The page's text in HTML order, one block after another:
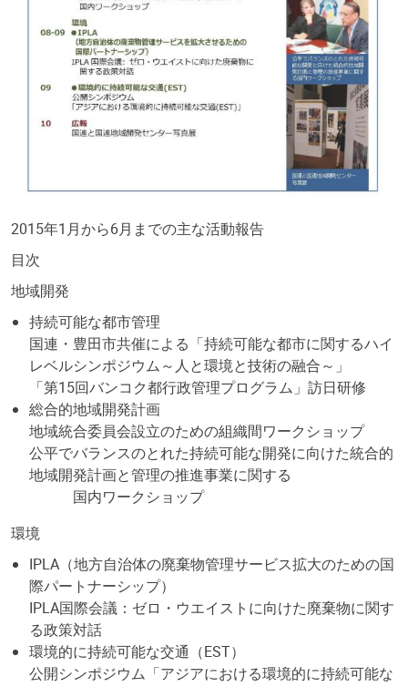
2015年1月から6月までの主な活動報告
目次
地域開発
持続可能な都市管理
国連・豊田市共催による「持続可能な都市に関するハイ
レベルシンポジウム～人と環境と技術の融合～」
「第15回バンコク都行政管理プログラム」訪日研修
総合的地域開発計画
地域統合委員会設立のための組織間ワークショップ
公平でバランスのとれた持続可能な開発に向けた統合的
地域開発計画と管理の推進事業に関する
国内ワークショップ
環境
IPLA（地方自治体の廃棄物管理サービス拡大のための国
際パートナーシップ）
IPLA国際会議：ゼロ・ウエイストに向けた廃棄物に関す
る政策対話
環境的に持続可能な交通（EST）
公開シンポジウム「アジアにおける環境的に持続可能な